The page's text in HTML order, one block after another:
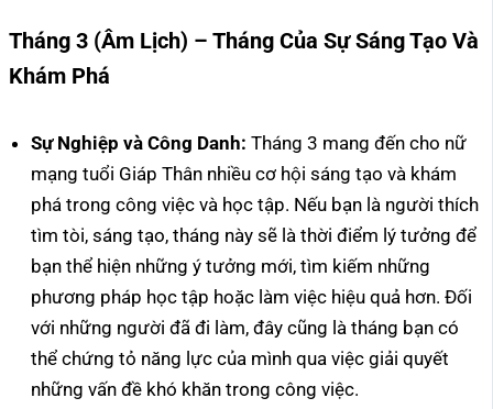
Tháng 3 (Âm Lịch) – Tháng Của Sự Sáng Tạo Và
Khám Phá
Sự Nghiệp và Công Danh: Tháng 3 mang đến cho nữ
mạng tuổi Giáp Thân nhiều cơ hội sáng tạo và khám
phá trong công việc và học tập. Nếu bạn là người thích
tìm tòi, sáng tạo, tháng này sẽ là thời điểm lý tưởng để
bạn thể hiện những ý tưởng mới, tìm kiếm những
phương pháp học tập hoặc làm việc hiệu quả hơn. Đối
với những người đã đi làm, đây cũng là tháng bạn có
thể chứng tỏ năng lực của mình qua việc giải quyết
những vấn đề khó khăn trong công việc.